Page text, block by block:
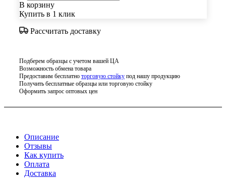
В корзину
Купить в 1 клик
Рассчитать доставку
Подберем образцы с учетом вашей ЦА
Возможность обмена товара
Предоставим бесплатно торговую стойку под нашу продукцию
Получить бесплатные образцы или торговую стойку
Оформить запрос оптовых цен
Описание
Отзывы
Как купить
Оплата
Доставка